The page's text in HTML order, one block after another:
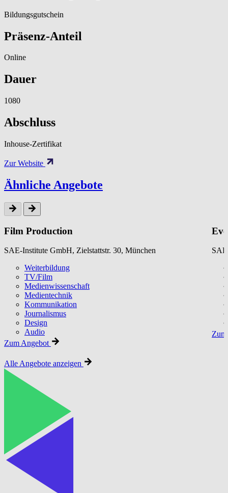
Bildungsgutschein
Präsenz-Anteil
Online
Dauer
1080
Abschluss
Inhouse-Zertifikat
Zur Website
Ähnliche Angebote
Film Production
SAE-Institute GmbH, Zielstattstr. 30, München
Weiterbildung
TV/Film
Medienwissenschaft
Medientechnik
Kommunikation
Journalismus
Design
Audio
Zum Angebot
Alle Angebote anzeigen